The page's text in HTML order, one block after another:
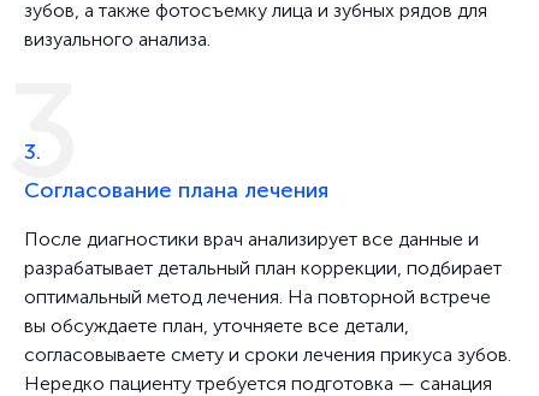
зубов, а также фотосъемку лица и зубных рядов для
визуального анализа.
3.
Согласование плана лечения
После диагностики врач анализирует все данные и
разрабатывает детальный план коррекции, подбирает
оптимальный метод лечения. На повторной встрече
вы обсуждаете план, уточняете все детали,
согласовываете смету и сроки лечения прикуса зубов.
Нередко пациенту требуется подготовка — санация